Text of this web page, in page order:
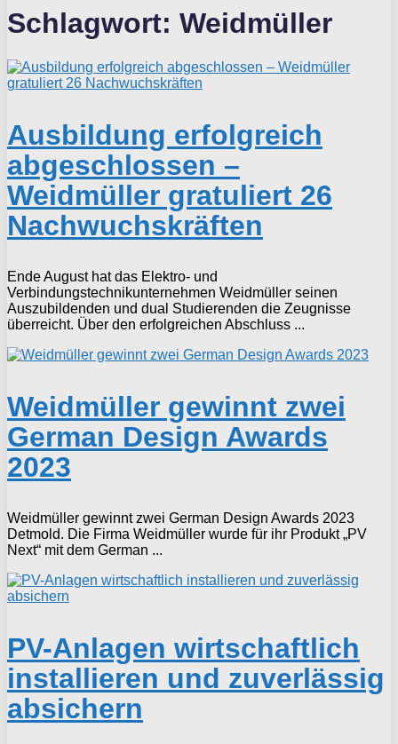
Schlagwort: Weidmüller
Ausbildung erfolgreich
abgeschlossen –
Weidmüller gratuliert 26
Nachwuchskräften
Ende August hat das Elektro- und
Verbindungstechnikunternehmen Weidmüller seinen
Auszubildenden und dual Studierenden die Zeugnisse
überreicht. Über den erfolgreichen Abschluss ...
Weidmüller gewinnt zwei
German Design Awards
2023
Weidmüller gewinnt zwei German Design Awards 2023
Detmold. Die Firma Weidmüller wurde für ihr Produkt „PV
Next“ mit dem German ...
PV-Anlagen wirtschaftlich
installieren und zuverlässig
absichern